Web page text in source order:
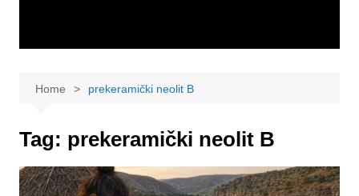
Home prekeramički neolit B
Tag: prekeramički neolit B